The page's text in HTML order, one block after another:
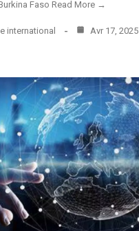
Faso Read More →
international Avr 17, 2025